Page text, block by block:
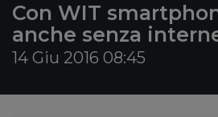
Con WIT
anche senza
14 Giu 2016 08:45